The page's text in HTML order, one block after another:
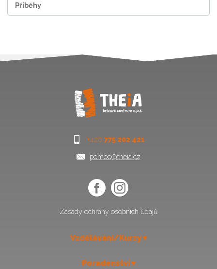
Příběhy
+420 775 202 421
pomoc@theia.cz
Zásady ochrany osobních údajů
Vzdělávání/Kurzy
Poradenství